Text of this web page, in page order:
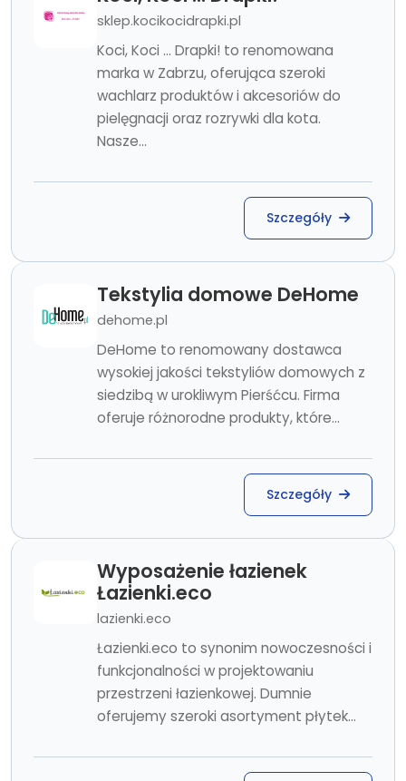
sklep.kocikocidrapki.pl
Koci, Koci ... Drapki! to renomowana
marka w Zabrzu, oferująca szeroki
wachlarz produktów i akcesoriów do
pielęgnacji oraz rozrywki dla kota.
Nasze...
Szczegóły
Tekstylia domowe DeHome
dehome.pl
DeHome to renomowany dostawca
wysokiej jakości tekstyliów domowych z
siedzibą w urokliwym Pierśćcu. Firma
oferuje różnorodne produkty, które...
Szczegóły
Wyposażenie łazienek
Łazienki.eco
lazienki.eco
Łazienki.eco to synonim nowoczesności i
funkcjonalności w projektowaniu
przestrzeni łazienkowej. Dumnie
oferujemy szeroki asortyment płytek...